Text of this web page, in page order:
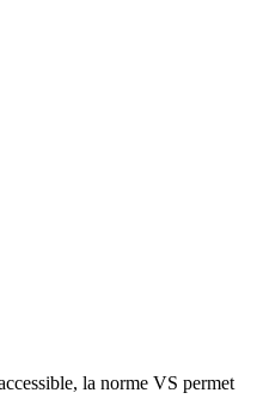
la norme VS permet